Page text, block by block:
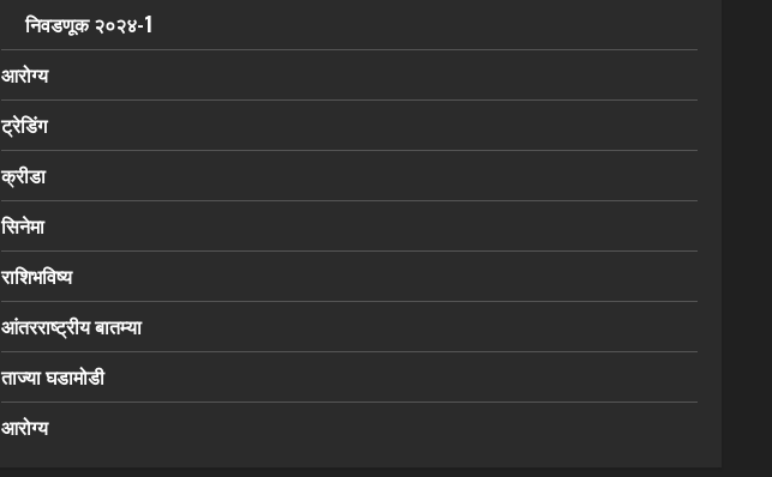
निवडणूक २०२४-1
आरोग्य
ट्रेडिंग
क्रीडा
सिनेमा
राशिभविष्य
आंतरराष्ट्रीय बातम्या
ताज्या घडामोडी
आरोग्य